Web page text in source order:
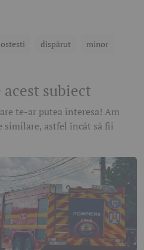
dispărut minor
subiect
te-ar putea interesa! Am
astfel încât să fii